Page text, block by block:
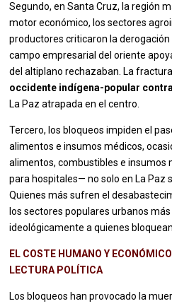
Segundo, en Santa Cruz, la región
motor económico, los sectores
productores criticaron la derogación
campo empresarial del oriente
del altiplano rechazaban. La
occidente indígena-popular
La Paz atrapada en el centro.
Tercero, los bloqueos impiden el
alimentos e insumos médicos,
alimentos, combustibles e insumos
para hospitales— no solo en La Paz
Quienes más sufren el
los sectores populares urbanos
ideológicamente a quienes bloquean.
EL COSTE HUMANO Y
LECTURA POLÍTICA
Los bloqueos han provocado la